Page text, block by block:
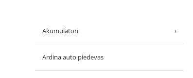
Akumulatori ›
Ardina auto piedevas